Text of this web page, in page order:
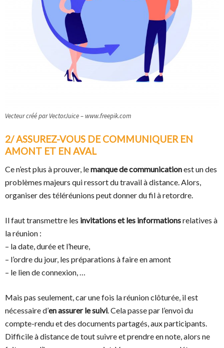
Vecteur créé par VectorJuice – www.freepik.com
2/ ASSUREZ-VOUS DE COMMUNIQUER EN
AMONT ET EN AVAL
Ce n’est plus à prouver, lemanque de communicationest un des
problèmes majeurs qui ressort du travail à distance. Alors,
organiser des téléréunions peut donner du fil à retordre.
Il faut transmettre les invitations et les informationsrelatives à
la réunion :
– la date, durée et l’heure,
– l’ordre du jour, les préparations à faire en amont
– le lien de connexion, …
Mais pas seulement, car une fois la réunion clôturée, il est
nécessaire d’en assurer le suivi. Cela passe par l’envoi du
compte-rendu et des documents partagés, aux participants.
Difficile à distance de tout suivre et prendre en note, alors ne